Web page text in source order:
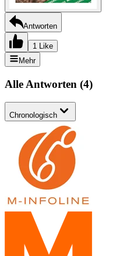
Antworten
1 Like
Mehr
Alle Antworten (4)
Chronologisch